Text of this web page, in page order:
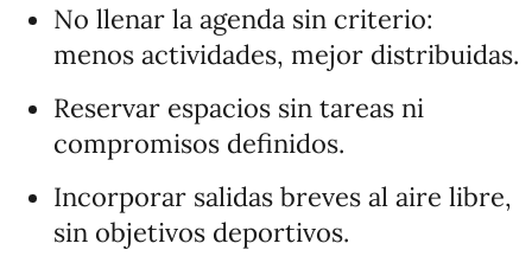
No llenar la agenda sin criterio:
menos actividades, mejor distribuidas.
Reservar espacios sin tareas ni
compromisos definidos.
Incorporar salidas breves al aire libre,
sin objetivos deportivos.